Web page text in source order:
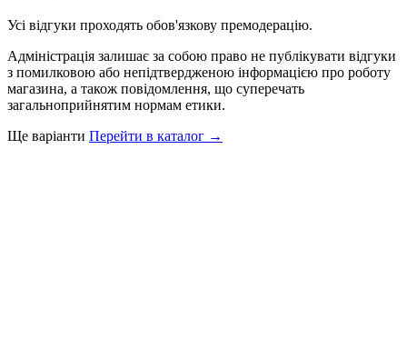
Усі відгуки проходять обов'язкову премодерацію.
Адміністрація залишає за собою право не публікувати відгуки
з помилковою або непідтвердженою інформацією про роботу
магазина, а також повідомлення, що суперечать
загальноприйнятим нормам етики.
Ще варіанти Перейти в каталог →